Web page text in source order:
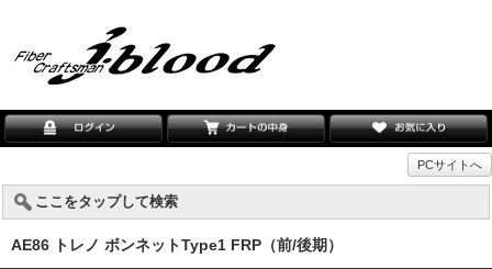
PCサイトへ
ここをタップして検索
AE86 トレノ ボンネットType1 FRP（前/後期）